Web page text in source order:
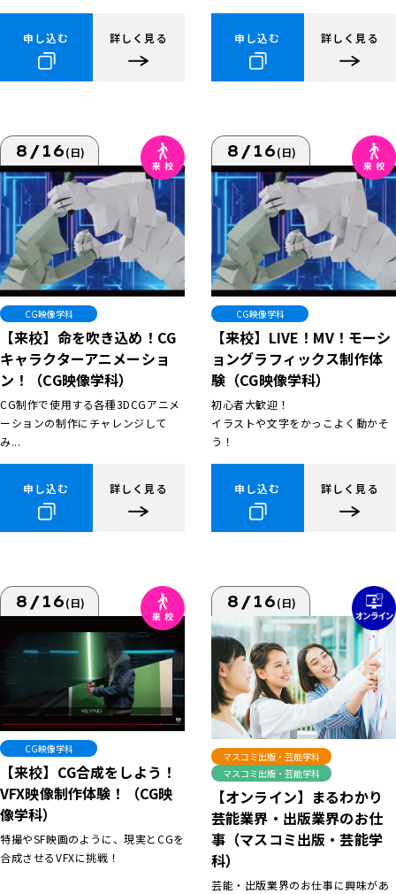
申し込む 詳しく見る 申し込む 詳しく見る
8/16(日)
CG映像学科
【来校】命を吹き込め！CG
キャラクターアニメーショ
ン！（CG映像学科）
CG制作で使用する各種3DCGアニメ
ーションの制作にチャレンジして
み...
申し込む 詳しく見る
8/16(日)
CG映像学科
【来校】LIVE！MV！モーシ
ョングラフィックス制作体
験（CG映像学科）
初心者大歓迎！
イラストや文字をかっこよく動かそ
う！
申し込む 詳しく見る
8/16(日)
CG映像学科
【来校】CG合成をしよう！
VFX映像制作体験！（CG映
像学科）
特撮やSF映画のように、現実とCGを
合成させるVFXに挑戦！
8/16(日)
マスコミ出版・芸能学科
マスコミ出版・芸能学科
【オンライン】まるわかり
芸能業界・出版業界のお仕
事（マスコミ出版・芸能学
科）
芸能・出版業界のお仕事に興味があ